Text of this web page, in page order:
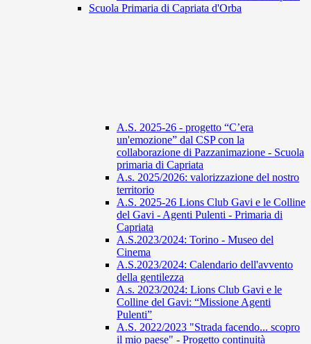
Scuola Primaria di Capriata d'Orba
A.S. 2025-26 - progetto “C’era
un'emozione” dal CSP con la
collaborazione di Pazzanimazione - Scuola
primaria di Capriata
A.s. 2025/2026: valorizzazione del nostro
territorio
A.S. 2025-26 Lions Club Gavi e le Colline
del Gavi - Agenti Pulenti - Primaria di
Capriata
A.S.2023/2024: Torino - Museo del
Cinema
A.S.2023/2024: Calendario dell'avvento
della gentilezza
A.s. 2023/2024: Lions Club Gavi e le
Colline del Gavi: “Missione Agenti
Pulenti”
A.S. 2022/2023 "Strada facendo... scopro
il mio paese" - Progetto continuità